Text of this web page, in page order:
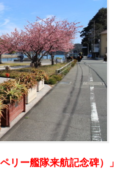
リー艦隊来航記念碑）」